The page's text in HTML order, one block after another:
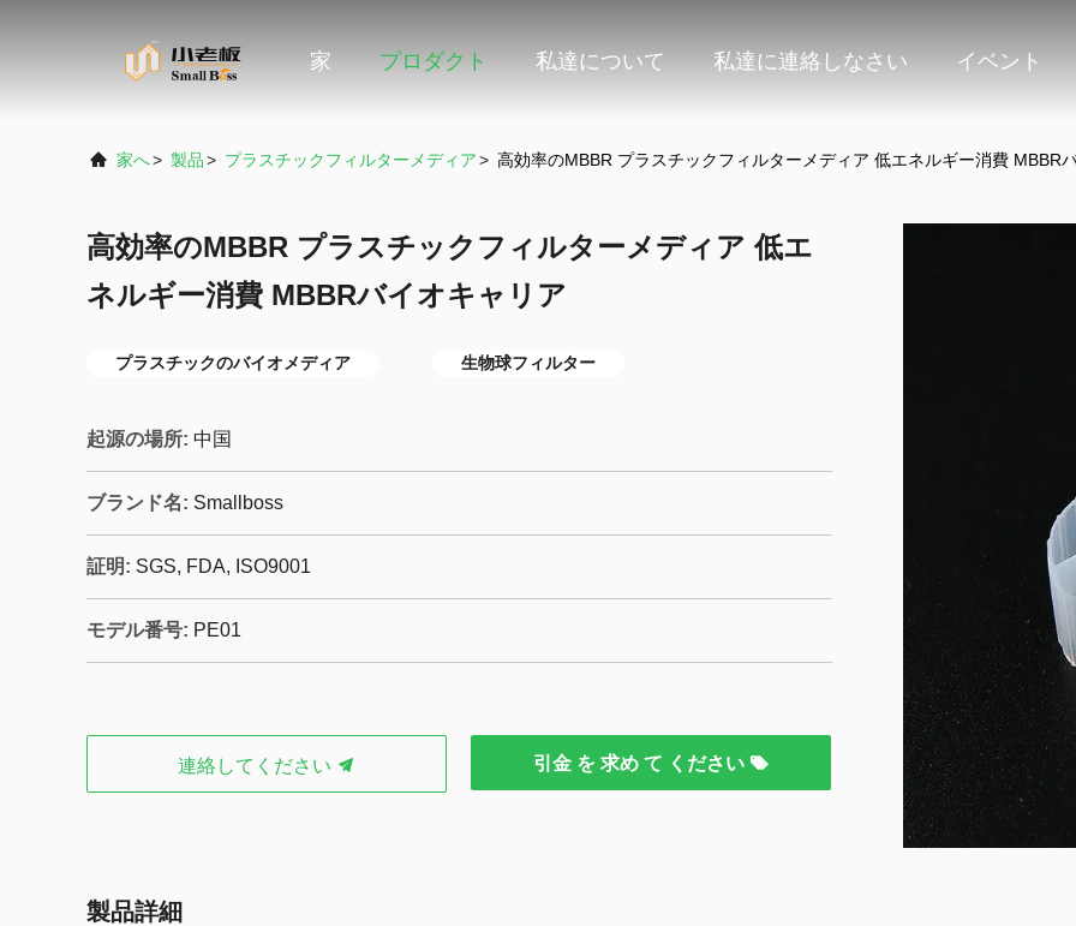
家 プロダクト 私達について 私達に連絡しなさい イベント
家へ> 製品> プラスチックフィルターメディア> 高効率のMBBR プラスチックフィルターメディア 低エネルギー消費 MBBR
高効率のMBBR プラスチックフィルターメディア 低エ
ネルギー消費 MBBRバイオキャリア
プラスチックのバイオメディア 生物球フィルター
起源の場所: 中国
ブランド名: Smallboss
証明: SGS, FDA, ISO9001
モデル番号: PE01
連絡してください 引金 を 求め て ください
製品詳細